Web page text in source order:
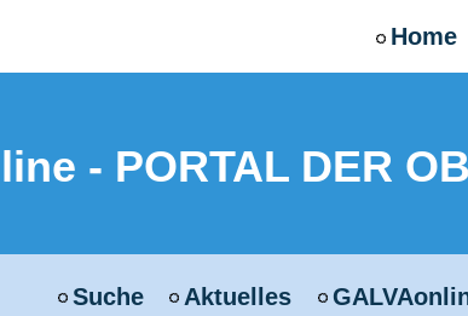
Home
- PORTAL DER
Suche Aktuelles